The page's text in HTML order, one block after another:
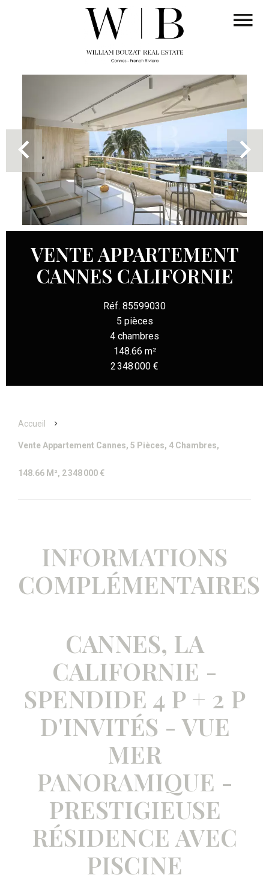
VENTE APPARTEMENT
CANNES CALIFORNIE
Réf. 85599030
5 pièces
4 chambres
148.66 m²
2 348 000 €
Accueil
Vente Appartement Cannes, 5 Pièces, 4 Chambres,
148.66 M², 2 348 000 €
INFORMATIONS
COMPLÉMENTAIRES
CANNES, LA
CALIFORNIE -
SPENDIDE 4 P + 2 P
D'INVITÉS - VUE
MER
PANORAMIQUE -
PRESTIGIEUSE
RÉSIDENCE AVEC
PISCINE